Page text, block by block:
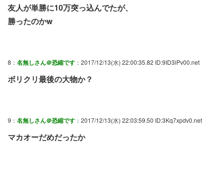
友人が単勝に10万突っ込んでたが、
勝ったのかw
8： 名無しさん＠恐縮です ：2017/12/13(水) 22:00:35.82 ID:9ID3iPv00.net
ボリクリ最後の大物か？
9： 名無しさん＠恐縮です ：2017/12/13(水) 22:03:59.50 ID:3Kq7xpdv0.net
マカオーだめだったか